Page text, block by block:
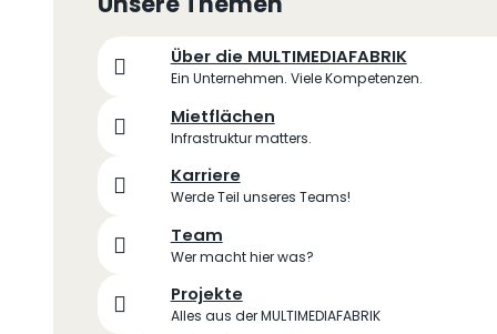
Über die MULTIMEDIAFABRIK
Ein Unternehmen. Viele Kompetenzen.
Mietflächen
Infrastruktur matters.
Karriere
Werde Teil unseres Teams!
Team
Wer macht hier was?
Projekte
Alles aus der MULTIMEDIAFABRIK